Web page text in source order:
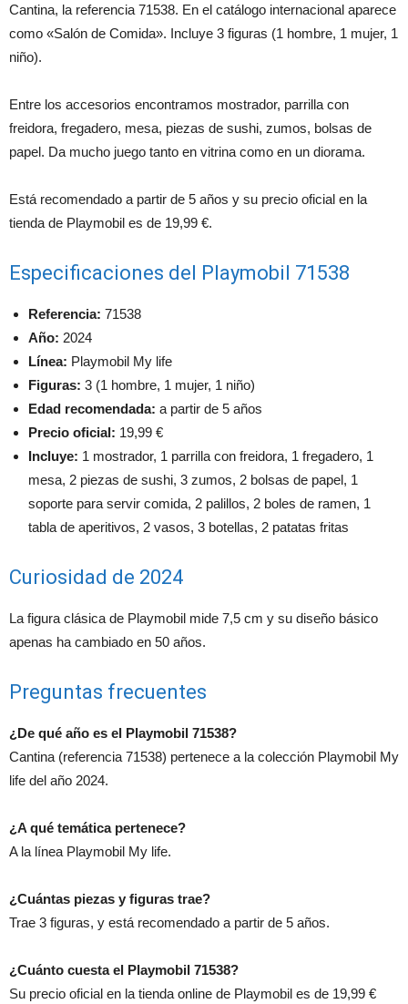
Cantina, la referencia 71538. En el catálogo internacional aparece
como «Salón de Comida». Incluye 3 figuras (1 hombre, 1 mujer, 1
niño).
Entre los accesorios encontramos mostrador, parrilla con
freidora, fregadero, mesa, piezas de sushi, zumos, bolsas de
papel. Da mucho juego tanto en vitrina como en un diorama.
Está recomendado a partir de 5 años y su precio oficial en la
tienda de Playmobil es de 19,99 €.
Especificaciones del Playmobil 71538
Referencia: 71538
Año: 2024
Línea: Playmobil My life
Figuras: 3 (1 hombre, 1 mujer, 1 niño)
Edad recomendada: a partir de 5 años
Precio oficial: 19,99 €
Incluye: 1 mostrador, 1 parrilla con freidora, 1 fregadero, 1
mesa, 2 piezas de sushi, 3 zumos, 2 bolsas de papel, 1
soporte para servir comida, 2 palillos, 2 boles de ramen, 1
tabla de aperitivos, 2 vasos, 3 botellas, 2 patatas fritas
Curiosidad de 2024
La figura clásica de Playmobil mide 7,5 cm y su diseño básico
apenas ha cambiado en 50 años.
Preguntas frecuentes
¿De qué año es el Playmobil 71538?
Cantina (referencia 71538) pertenece a la colección Playmobil My
life del año 2024.
¿A qué temática pertenece?
A la línea Playmobil My life.
¿Cuántas piezas y figuras trae?
Trae 3 figuras, y está recomendado a partir de 5 años.
¿Cuánto cuesta el Playmobil 71538?
Su precio oficial en la tienda online de Playmobil es de 19,99 €